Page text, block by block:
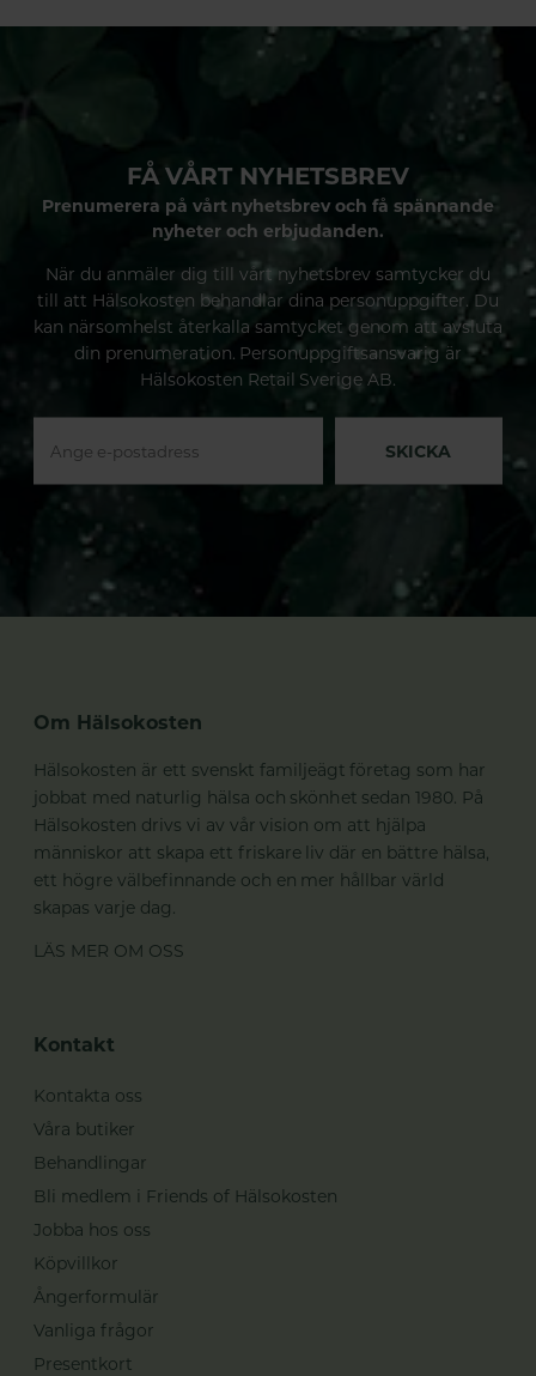
FÅ VÅRT NYHETSBREV
Prenumerera på vårt nyhetsbrev och få spännande
nyheter och erbjudanden.
När du anmäler dig till vårt nyhetsbrev samtycker du
till att Hälsokosten behandlar dina personuppgifter. Du
kan närsomhelst återkalla samtycket genom att avsluta
din prenumeration. Personuppgiftsansvarig är
Hälsokosten Retail Sverige AB.
SKICKA
Om Hälsokosten
Hälsokosten är ett svenskt familjeägt företag som har
jobbat med naturlig hälsa och skönhet sedan 1980. På
Hälsokosten drivs vi av vår vision om att hjälpa
människor att skapa ett friskare liv där en bättre hälsa,
ett högre välbefinnande och en mer hållbar värld
skapas varje dag.
LÄS MER OM OSS
Kontakt
Kontakta oss
Våra butiker
Behandlingar
Bli medlem i Friends of Hälsokosten
Jobba hos oss
Köpvillkor
Ångerformulär
Vanliga frågor
Presentkort